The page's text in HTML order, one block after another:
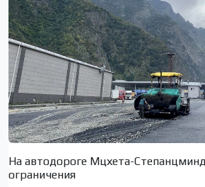
На автодороге Мцхета-
ограничения